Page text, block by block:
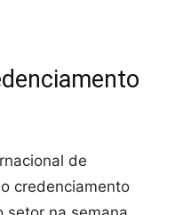
de
credenciamento